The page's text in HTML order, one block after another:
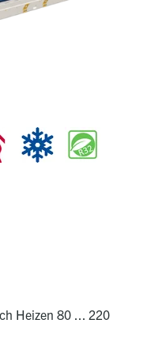
Heizen 80 ... 220